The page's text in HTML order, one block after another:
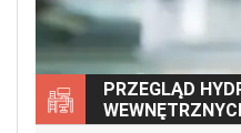
PRZEGLĄD